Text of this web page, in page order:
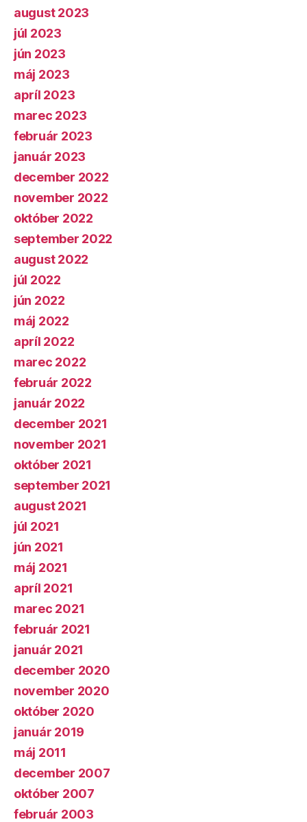
august 2023
júl 2023
jún 2023
máj 2023
apríl 2023
marec 2023
február 2023
január 2023
december 2022
november 2022
október 2022
september 2022
august 2022
júl 2022
jún 2022
máj 2022
apríl 2022
marec 2022
február 2022
január 2022
december 2021
november 2021
október 2021
september 2021
august 2021
júl 2021
jún 2021
máj 2021
apríl 2021
marec 2021
február 2021
január 2021
december 2020
november 2020
október 2020
január 2019
máj 2011
december 2007
október 2007
február 2003